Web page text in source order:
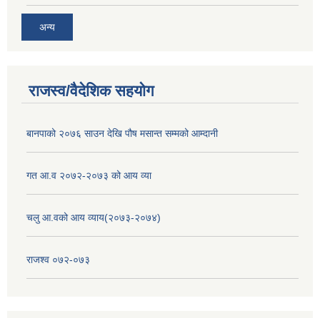
अन्य
राजस्व/वैदेशिक सहयोग
बानपाको २०७६ साउन देखि पौष मसान्त सम्मको आम्दानी
गत आ.व २०७२-२०७३ को आय व्या
चलु आ.वको आय व्याय(२०७३-२०७४)
राजश्व ०७२-०७३